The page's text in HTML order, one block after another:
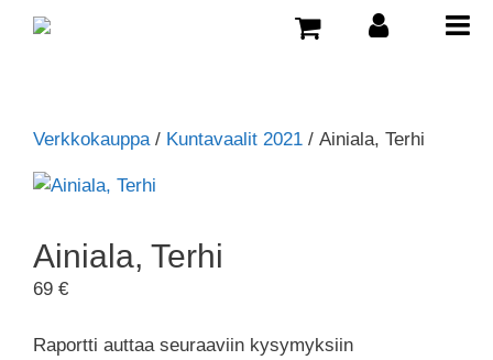
Verkkokauppa/ Kuntavaalit 2021 / Ainiala, Terhi
Ainiala, Terhi
69 €
Raportti auttaa seuraaviin kysymyksiin